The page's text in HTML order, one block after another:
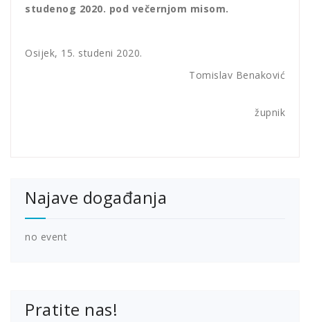
studenog 2020. pod večernjom misom.
Osijek, 15. studeni 2020.
Tomislav Benaković
župnik
Najave događanja
no event
Pratite nas!